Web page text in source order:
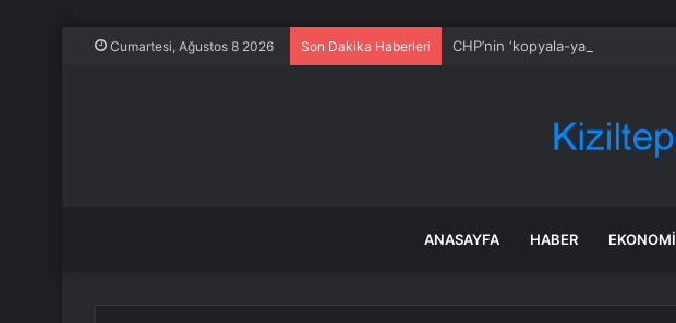
Cumartesi, Ağustos 8 2026 Son Dakika Haberleri CHP’nin ‘kopyala-yapıştır’ sözcüsü
ANASAYFA HABER EKONOMI